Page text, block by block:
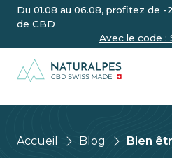
Du 01.08 au 06.08, profitez de
de CBD
Avec le code :
Accueil Blog Bien